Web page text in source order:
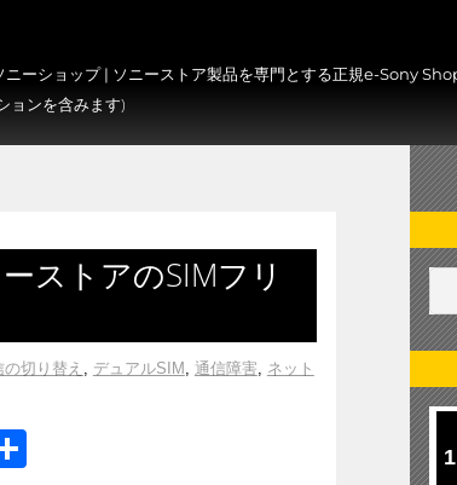
ニーショップ | ソニーストア製品を専門とする正規e-Sony
ョンを含みます)
ストアのSIMフリ
切り替え , デュアルSIM , 通信障害, ネット
1